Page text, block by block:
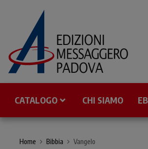
CATALOGO CHI SIAMO
Home Bibbia Vangelo